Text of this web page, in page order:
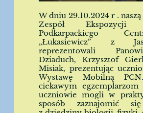
W dniu 29.10.2024 r . naszą
Zespół
Podkarpackiego
„Łukasiewicz” z
reprezentowali
Dziaduch, Krzysztof
Misiak, prezentując
Wystawę Mobilną
ciekawym
uczniowie mogli w
sposób zaznajomić